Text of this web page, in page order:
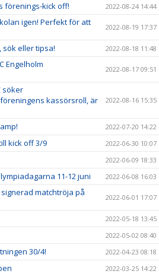
förenings-kick off! 2022-08-24 14:44
igen! Perfekt för att
2022-08-19 17:37
sök eller tipsa! 2022-08-18 11:48
Engelholm
2022-08-17 09:51
söker
kassörsroll, är
2022-08-16 15:35
2022-07-20 14:22
kick off 3/9 2022-06-30 10:07
2022-06-09 18:33
11-12 juni 2022-06-08 16:03
matchtröja på
2022-06-01 17:07
2022-05-18 13:45
2022-05-02 08:40
30/4! 2022-04-23 08:18
2022-03-25 14:22